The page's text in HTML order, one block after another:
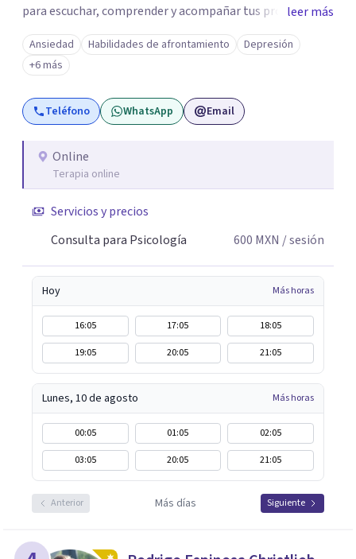
para escuchar, comprender y acompañar tus procesos
emocionales a tu propio ritmo. Creo firmemente en la
importancia de construir juntos herramientas que
fortalezcan el bienestar, la autonomía y el sentido de
vida. Será un gusto acompañarte en este proceso. Quedo
atento para resolver cualquier duda y acordar una cita. Un
leer más
Ansiedad Habilidades de afrontamiento
Depresión
+6 más
Teléfono WhatsApp Email
Online
Terapia online
Servicios y precios
Consulta para Psicología
600 MXN / sesión
Hoy Más horas
16:05 17:05
18:05
19:05
20:05 21:05
Lunes, 10 de agosto Más horas
00:05 01:05
02:05
03:05
20:05 21:05
Anterior Más días Siguiente